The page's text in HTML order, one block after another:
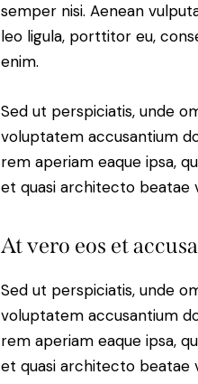
semper nisi. Aenean
leo ligula, porttitor eu,
enim.
Sed ut perspiciatis, unde
voluptatem accusantium
rem aperiam eaque ipsa,
et quasi architecto beatae
At vero eos et
Sed ut perspiciatis, unde
voluptatem accusantium
rem aperiam eaque ipsa,
et quasi architecto beatae